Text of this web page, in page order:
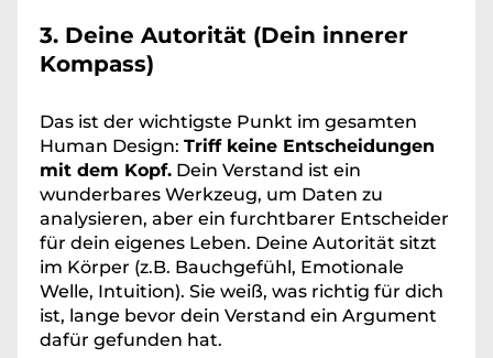
3. Deine Autorität (Dein innerer
Kompass)
Das ist der wichtigste Punkt im gesamten
Human Design: Triff keine Entscheidungen
mit dem Kopf. Dein Verstand ist ein
wunderbares Werkzeug, um Daten zu
analysieren, aber ein furchtbarer Entscheider
für dein eigenes Leben. Deine Autorität sitzt
im Körper (z.B. Bauchgefühl, Emotionale
Welle, Intuition). Sie weiß, was richtig für dich
ist, lange bevor dein Verstand ein Argument
dafür gefunden hat.